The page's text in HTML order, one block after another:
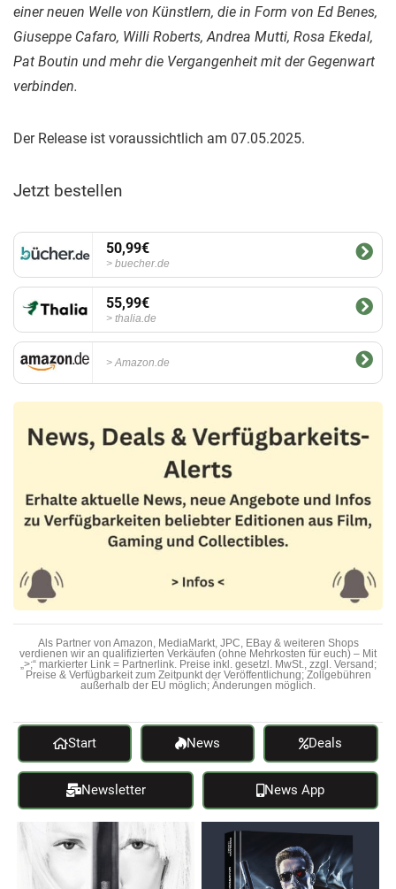
einer neuen Welle von Künstlern, die in Form von Ed Benes,
Giuseppe Cafaro, Willi Roberts, Andrea Mutti, Rosa Ekedal,
Pat Boutin und mehr die Vergangenheit mit der Gegenwart
verbinden.
Der Release ist voraussichtlich am 07.05.2025.
Jetzt bestellen
50,99€
buecher.de
55,99€
thalia.de
Amazon.de
Als Partner von Amazon, MediaMarkt, JPC, EBay & weiteren Shops
verdienen wir an qualifizierten Verkäufen (ohne Mehrkosten für euch) – Mit
„>;“ markierter Link = Partnerlink. Preise inkl. gesetzl. MwSt., zzgl. Versand;
Preise & Verfügbarkeit zum Zeitpunkt der Veröffentlichung; Zollgebühren
außerhalb der EU möglich; Änderungen möglich.
Start News Deals
Newsletter News App